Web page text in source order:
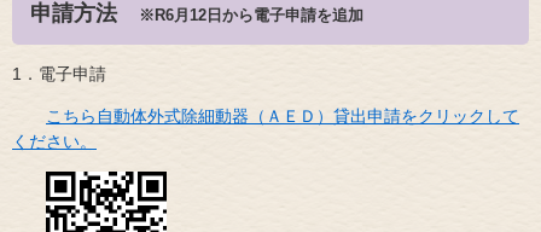
申請方法 ※R6月12日から電子申請を追加
1．電子申請
こちら自動体外式除細動器（ＡＥＤ）貸出申請をクリックして
ください。